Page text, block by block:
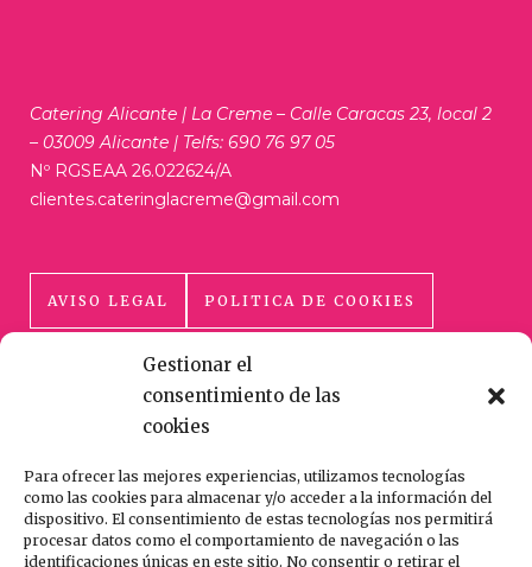
Gestionar el
consentimiento de las
cookies
Para ofrecer las mejores experiencias, utilizamos tecnologías
como las cookies para almacenar y/o acceder a la información del
dispositivo. El consentimiento de estas tecnologías nos permitirá
procesar datos como el comportamiento de navegación o las
identificaciones únicas en este sitio. No consentir o retirar el
Catering Alicante | La Creme – Calle Caracas 23, local 2
– 03009 Alicante | Telfs: 690 76 97 05
Nº RGSEAA 26.022624/A
clientes.cateringlacreme@gmail.com
AVISO LEGAL POLITICA DE COOKIES
POLÍTICA DE PRIVACIDAD
HECHO CON AMOR Y CUIDADO